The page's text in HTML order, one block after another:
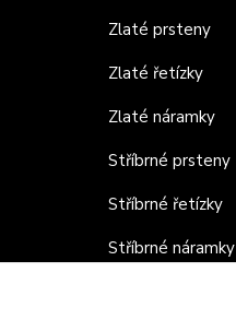
Zlaté prsteny
Zlaté řetízky
Zlaté náramky
Stříbrné prsteny
Stříbrné řetízky
Stříbrné náramky